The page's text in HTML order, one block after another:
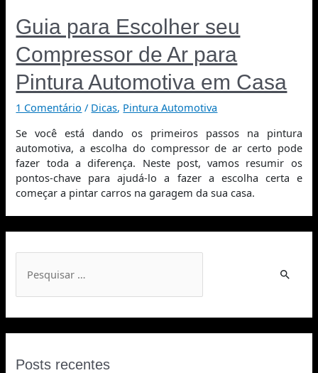
Guia para Escolher seu
Compressor de Ar para
Pintura Automotiva em Casa
1 Comentário / Dicas, Pintura Automotiva
Se você está dando os primeiros passos na pintura
automotiva, a escolha do compressor de ar certo pode
fazer toda a diferença. Neste post, vamos resumir os
pontos-chave para ajudá-lo a fazer a escolha certa e
começar a pintar carros na garagem da sua casa.
Posts recentes